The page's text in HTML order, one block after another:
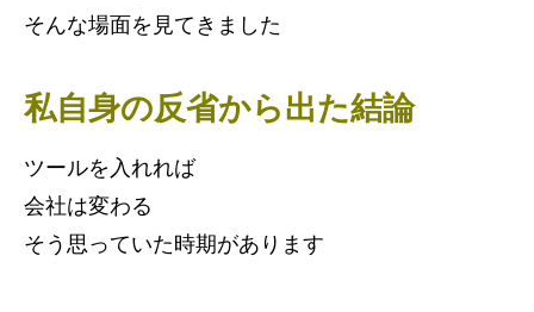
そんな場面を見てきました
私自身の反省から出た結論
ツールを入れれば
会社は変わる
そう思っていた時期があります